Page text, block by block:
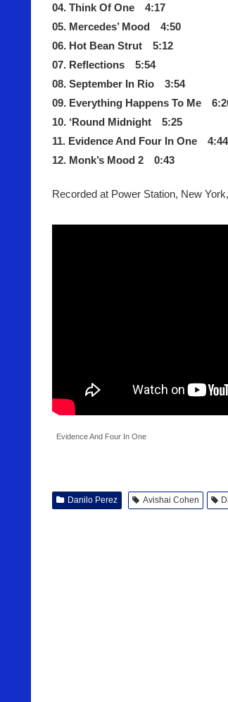
04. Think Of One 4:17
05. Mercedes’ Mood 4:50
06. Hot Bean Strut 5:12
07. Reflections 5:54
08. September In Rio 3:54
09. Everything Happens To Me
10. ‘Round Midnight 5:25
11. Evidence And Four In One 4:44
12. Monk’s Mood 2 0:43
Recorded at Power Station, New
Evidence And Four In One
Danilo Perez Avishai Cohen